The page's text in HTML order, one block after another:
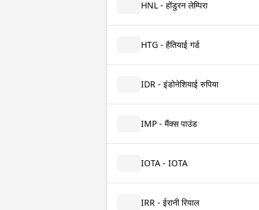
HNL - होंडुरन लेम्पिरा
HTG - हैतियाई गर्ड
IDR - इंडोनेशियाई रुपिया
IMP - मैंक्स पाउंड
IOTA - IOTA
IRR - ईरानी रियाल